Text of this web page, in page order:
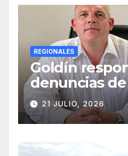
REGIONALES
Goldín
denuncias
defendió la
su gestión
21 JULIO, 2026